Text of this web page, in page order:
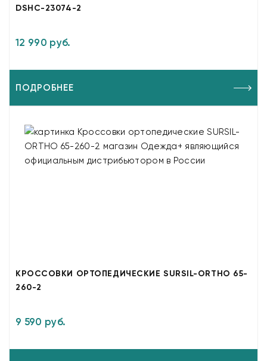
DSHC-23074-2
12 990 руб.
ПОДРОБНЕЕ
КРОССОВКИ ОРТОПЕДИЧЕСКИЕ SURSIL-ORTHO 65-
260-2
9 590 руб.